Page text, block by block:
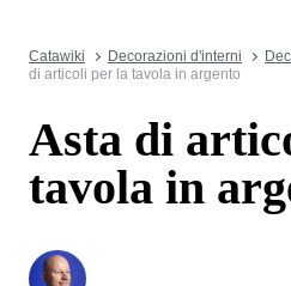
Catawiki Decorazioni d'interni
di articoli per la tavola in argento
Asta di
tavola in